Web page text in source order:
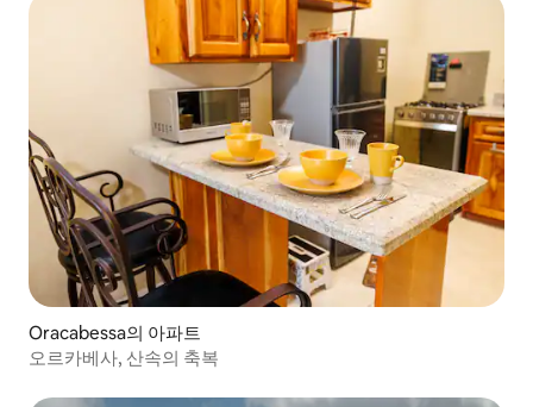
Oracabessa의 아파트
오르카베사, 산속의 축복